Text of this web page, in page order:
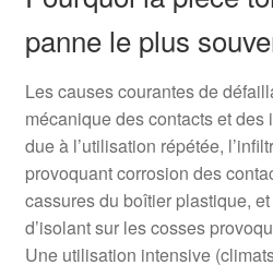
panne le plus
Les causes courantes de
mécanique des contacts et des
due à l’utilisation répétée,
provoquant corrosion des
cassures du boîtier plastique,
d’isolant sur les cosses
Une utilisation intensive